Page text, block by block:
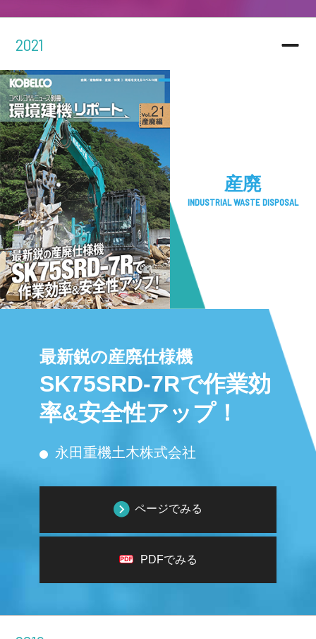
2021
産廃
INDUSTRIAL WASTE DISPOSAL
最新鋭の産廃仕様機
SK75SRD-7Rで作業効
率&安全性アップ！
永田重機土木株式会社
ページでみる
PDFでみる